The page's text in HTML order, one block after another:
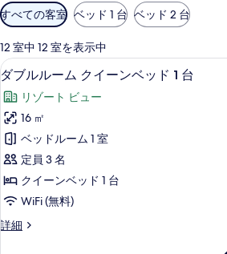
利
用
可
能
な
客
室
の
絞
り
込
み
条
すべての客室 ベッド 1 台 ベッド 2 台
12 室中 12 室を表示中
ダ
ブ
ル
ル
ー
ム
ク
ー
ダブル
6
ダブルルーム クイーンベッド 1 台
リゾート ビュー
16 ㎡
ベッドルーム 1 室
定員 3 名
クイーンベッド 1 台
WiFi (無料)
詳細
ダ